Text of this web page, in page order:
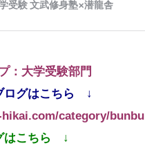
：大学受験部門
ログはこちら ↓
category/bunbu
はこちら ↓